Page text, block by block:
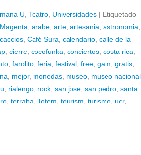
U Teatro Universidades | Etiquetado
arabe arte artesania astronomia
caccios Café Sura calendario calle de la
cierre cocofunka conciertos costa rica
farolito feria festival free gam gratis
mejor, monedas museo museo nacional
rialengo rock san jose san pedro santa
terraba Totem tourism turismo ucr,